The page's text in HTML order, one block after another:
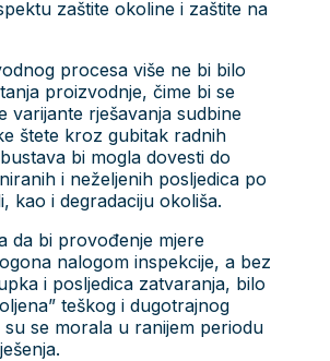
zaštite okoline i zaštite na
procesa više ne bi bilo
proizvodnje, čime bi se
varijante rješavanja sudbine
štete kroz gubitak radnih
bi mogla dovesti do
i neželjenih posljedica po
kao i degradaciju okoliša.
da bi provođenje mjere
nalogom inspekcije, a bez
i posljedica zatvaranja, bilo
teškog i dugotrajnog
se morala u ranijem periodu